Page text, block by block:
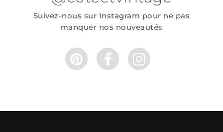
Suivez-nous sur Instagram pour ne pas
manquer nos nouveautés